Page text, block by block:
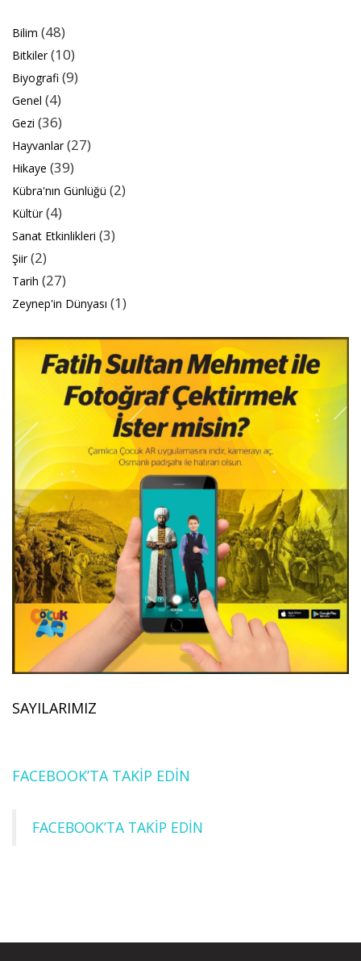
Bilim (48)
Bitkiler(10)
Biyografi (9)
Genel (4)
Gezi (36)
Hayvanlar(27)
Hikaye (39)
Kübra'nın Günlüğü (2)
Kültür(4)
Sanat Etkinlikleri (3)
Şiir(2)
Tarih (27)
Zeynep'in Dünyası (1)
SAYILARIMIZ
FACEBOOK’TA TAKİP EDİN
FACEBOOK’TA TAKİP EDİN